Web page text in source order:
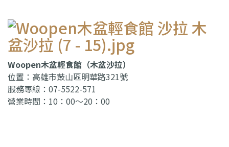
Woopen木盆輕食館（木盆沙拉）
位置：高雄市鼓山區明華路321號
服務專線：07-5522-571
營業時間：10：00～20：00